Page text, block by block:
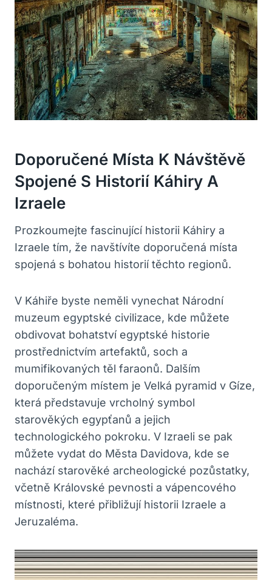
Doporučené Místa K Návštěvě
Spojené S Historií Káhiry A
Izraele
Prozkoumejte fascinující historii Káhiry a
Izraele tím,⁢ že navštívíte doporučená místa
spojená s bohatou historií těchto regionů.
V Káhiře byste neměli vynechat Národní
muzeum egyptské civilizace, kde můžete‌
obdivovat bohatství egyptské historie
prostřednictvím artefaktů, soch a
mumifikovaných těl faraonů. Dalším
doporučeným místem je⁣ Velká pyramid v Gíze,
která představuje vrcholný symbol
starověkých egypťanů a jejich
technologického pokroku. V Izraeli se pak
můžete vydat do Města Davidova, kde se
nachází starověké archeologické ⁤pozůstatky,
včetně Královské pevnosti⁤ a vápencového
místnosti, které přibližují⁤ historii Izraele a
Jeruzaléma.